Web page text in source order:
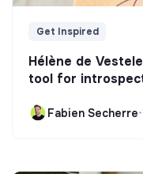
Get Inspired
Hélène de
tool for
Fabien Secherre•